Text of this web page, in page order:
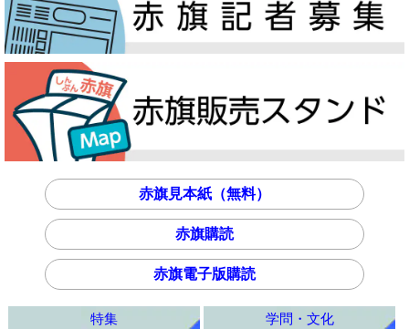
赤旗見本紙（無料）
赤旗購読
赤旗電子版購読
特集
学問・文化